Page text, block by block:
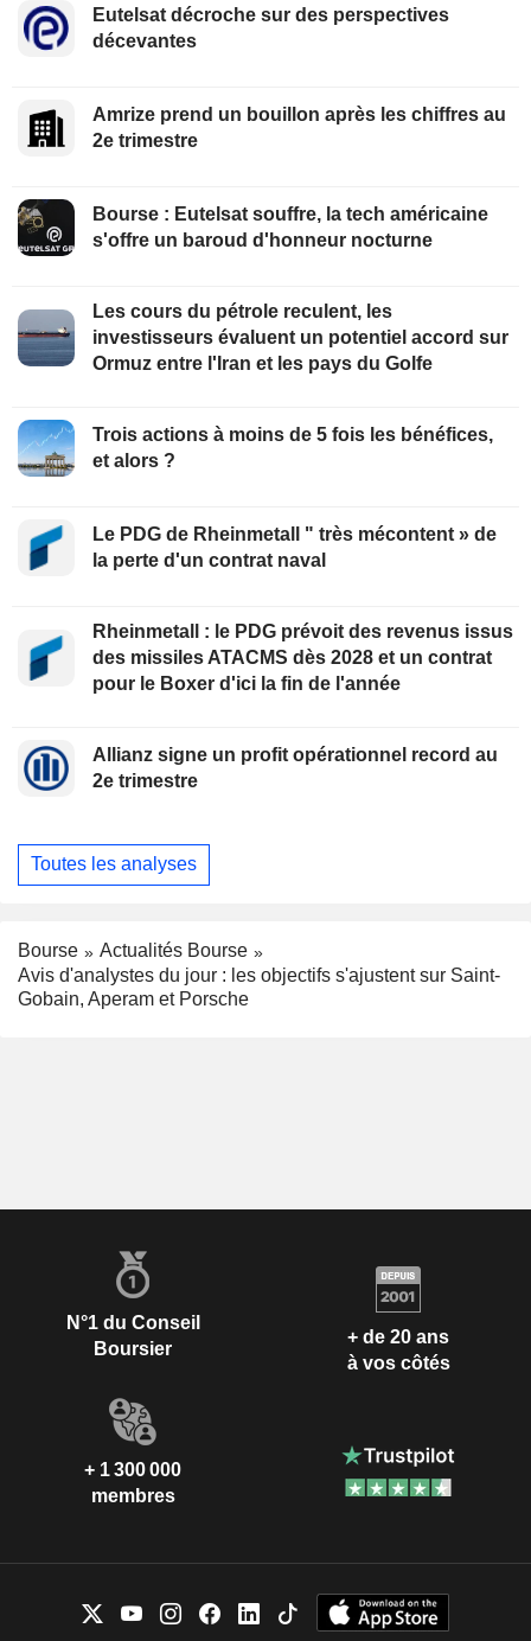
Eutelsat décroche sur des perspectives
décevantes
Amrize prend un bouillon après les chiffres au
2e trimestre
Bourse : Eutelsat souffre, la tech américaine
s'offre un baroud d'honneur nocturne
Les cours du pétrole reculent, les
investisseurs évaluent un potentiel accord sur
Ormuz entre l'Iran et les pays du Golfe
Trois actions à moins de 5 fois les bénéfices,
et alors ?
Le PDG de Rheinmetall " très mécontent » de
la perte d'un contrat naval
Rheinmetall : le PDG prévoit des revenus issus
des missiles ATACMS dès 2028 et un contrat
pour le Boxer d'ici la fin de l'année
Allianz signe un profit opérationnel record au
2e trimestre
Toutes les analyses
Bourse
Actualités Bourse
Avis d'analystes du jour : les objectifs s'ajustent sur Saint-
Gobain, Aperam et Porsche
N°1 du Conseil
Boursier
+ de 20 ans
à vos côtés
+ 1 300 000
membres